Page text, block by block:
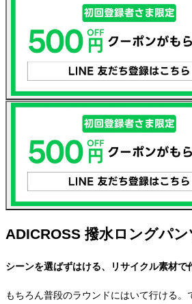
ADICROSS 撥水ロングパン
シーンを選ばずはける、リサイクル素材で
もちろん普段のラウンドにはいて行ける。